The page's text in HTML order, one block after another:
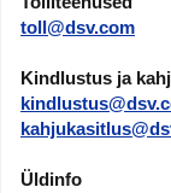
toll@dsv.com
Kindlustus ja
Üldinfo